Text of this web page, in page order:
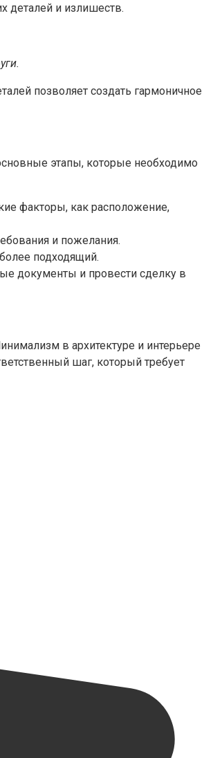
деталей и излишеств.
позволяет создать гармоничное
этапы, которые необходимо
факторы, как расположение,
и пожелания.
подходящий.
документы и провести сделку в
в архитектуре и интерьере
шаг, который требует